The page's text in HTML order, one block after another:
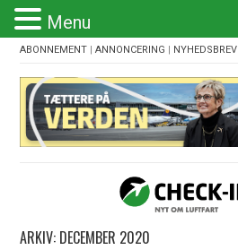
ABONNEMENT |ANNONCERING | NYHEDSBREV
ARKIV: DECEMBER 2020
Menu